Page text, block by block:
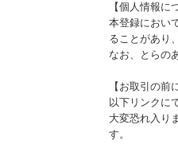
【個人情報に
本登録におい
ることがあり
なお、とらの
【お取引の前
以下リンクに
大変恐れ入り
す。